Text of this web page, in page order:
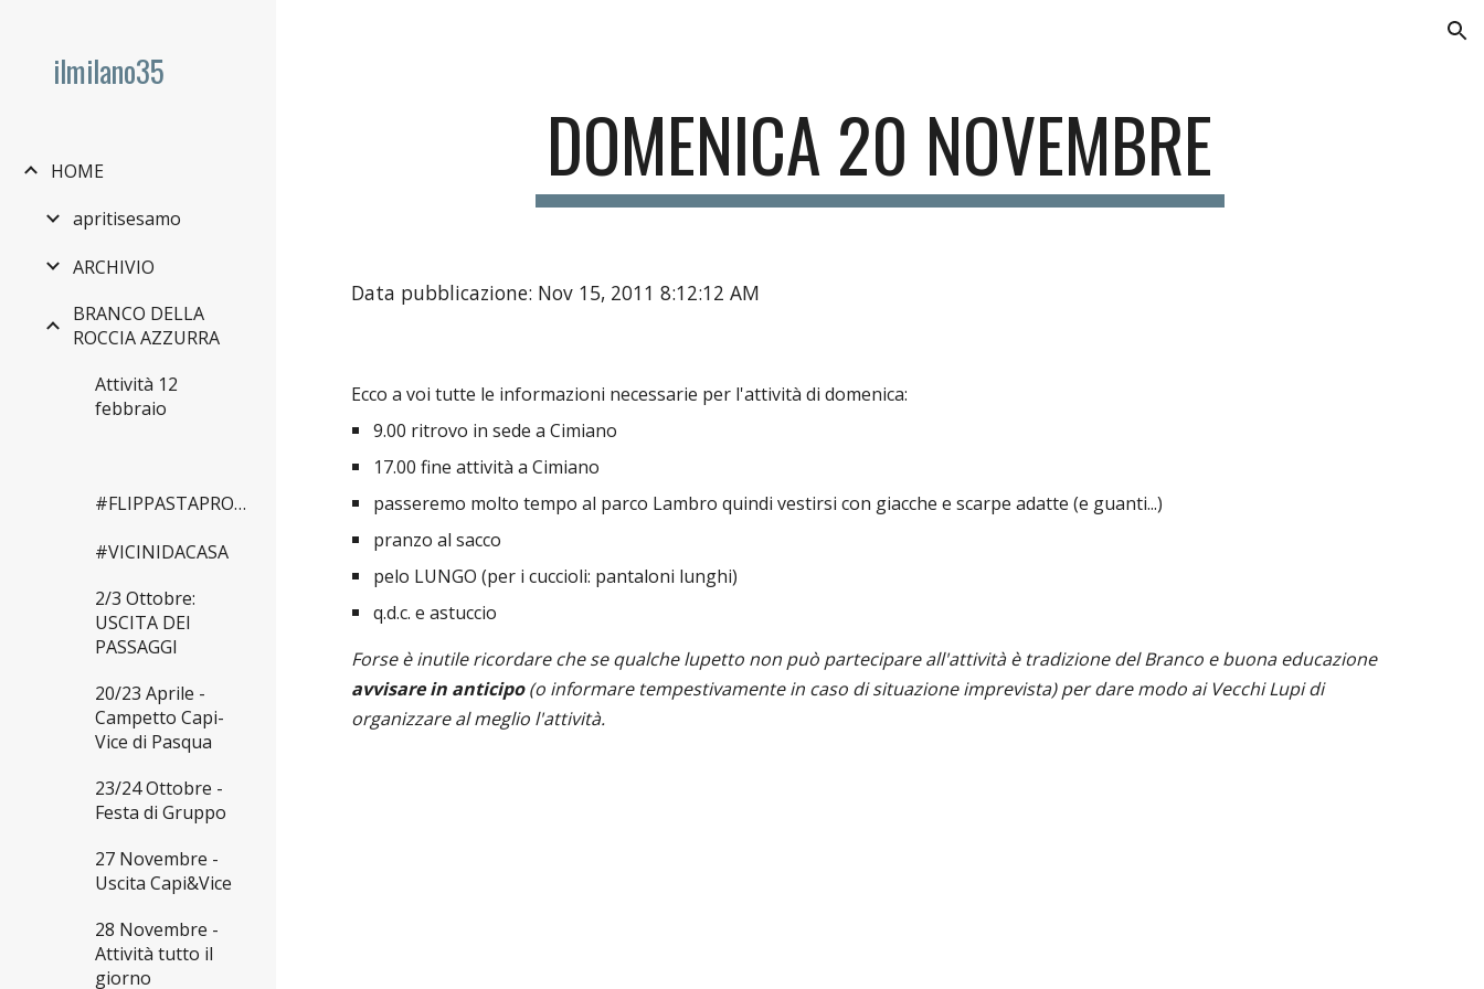
ilmilano35
HOME
apritisesamo
ARCHIVIO
BRANCO DELLA
ROCCIA AZZURRA
Attività 12
febbraio
#FLIPPASTAPROMESSA
#VICINIDACASA
2/3 Ottobre:
USCITA DEI
PASSAGGI
20/23 Aprile -
Campetto Capi-
Vice di Pasqua
23/24 Ottobre -
Festa di Gruppo
27 Novembre -
Uscita Capi&Vice
28 Novembre -
Attività tutto il
giorno
DOMENICA 20 NOVEMBRE
Data pubblicazione: Nov 15, 2011 8:12:12 AM
Ecco a voi tutte le informazioni necessarie per l'attività di domenica:
9.00 ritrovo in sede a Cimiano
17.00 fine attività a Cimiano
passeremo molto tempo al parco Lambro quindi vestirsi con giacche e scarpe adatte (e guanti...)
pranzo al sacco
pelo LUNGO (per i cuccioli: pantaloni lunghi)
q.d.c. e astuccio
Forse è inutile ricordare che se qualche lupetto non può partecipare all'attività è tradizione del Branco e buona educazione
avvisare in anticipo(o informare tempestivamente in caso di situazione imprevista) per dare modo ai Vecchi Lupi di
organizzare al meglio l'attività.